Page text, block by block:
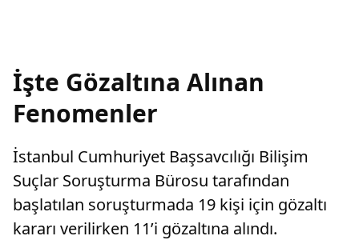
İşte Gözaltına Alınan
Fenomenler
İstanbul Cumhuriyet Başsavcılığı Bilişim
Suçlar Soruşturma Bürosu tarafından
başlatılan soruşturmada 19 kişi için gözaltı
kararı verilirken 11’i gözaltına alındı.